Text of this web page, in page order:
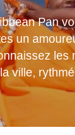
Pan
un
ville,